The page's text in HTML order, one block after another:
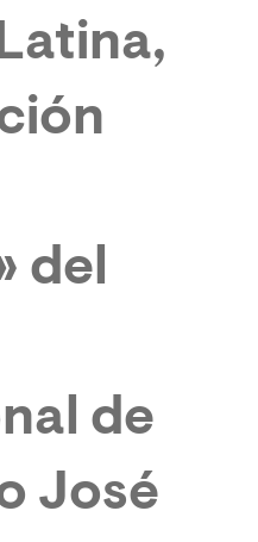
del
de
José